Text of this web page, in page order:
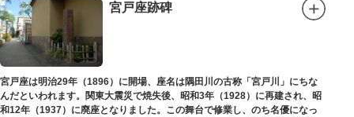
宮戸座跡碑
宮戸座は明治29年（1896）に開場、座名は隅田川の古称「宮戸川」にちな
んだといわれます。関東大震災で焼失後、昭和3年（1928）に再建され、昭
和12年（1937）に廃座となりました。この舞台で修業し、のち名優になっ